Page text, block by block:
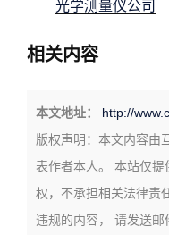
光学测量仪公司
相关内容
本文地址：
http://
版权声明： 本文内容由
表作者本人。 本站仅
权，不承担相关法律责
违规的内容， 请发送邮